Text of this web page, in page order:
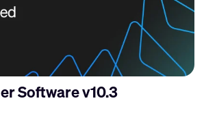
Software v10.3